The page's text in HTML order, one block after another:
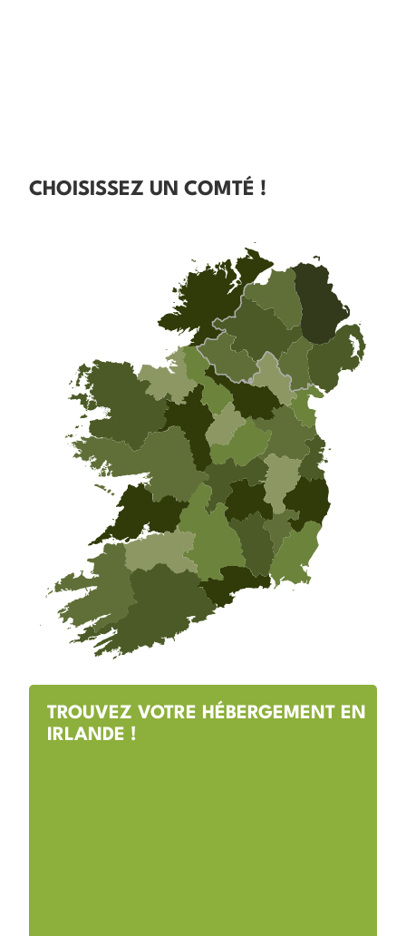
CHOISISSEZ UN COMTÉ !
TROUVEZ VOTRE HÉBERGEMENT EN
IRLANDE !